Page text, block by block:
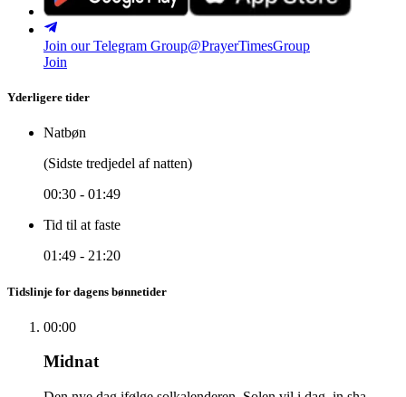
Join our Telegram Group@PrayerTimesGroup
Join
Yderligere tider
Natbøn
(Sidste tredjedel af natten)
00:30 - 01:49
Tid til at faste
01:49 - 21:20
Tidslinje for dagens bønnetider
00:00
Midnat